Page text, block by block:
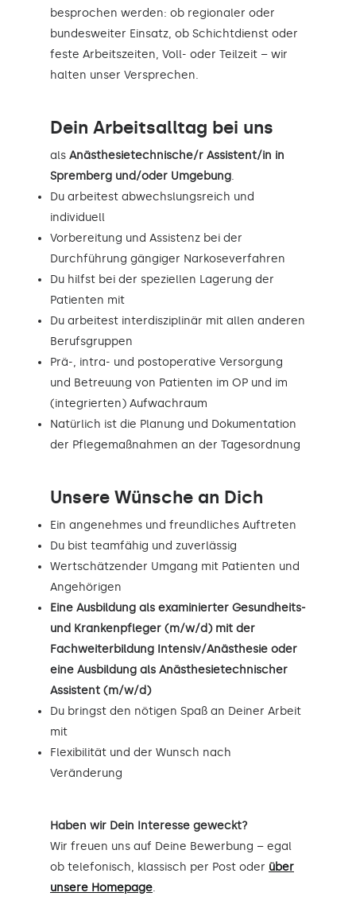
besprochen werden: ob regionaler oder
bundesweiter Einsatz, ob Schichtdienst oder
feste Arbeitszeiten, Voll- oder Teilzeit – wir
halten unser Versprechen.
Dein Arbeitsalltag bei uns
als Anästhesietechnische/r Assistent/in in
Spremberg und/oder Umgebung.
Du arbeitest abwechslungsreich und
individuell
Vorbereitung und Assistenz bei der
Durchführung gängiger Narkoseverfahren
Du hilfst bei der speziellen Lagerung der
Patienten mit
Du arbeitest interdisziplinär mit allen anderen
Berufsgruppen
Prä-, intra- und postoperative Versorgung
und Betreuung von Patienten im OP und im
(integrierten) Aufwachraum
Natürlich ist die Planung und Dokumentation
der Pflegemaßnahmen an der Tagesordnung
Unsere Wünsche an Dich
Ein angenehmes und freundliches Auftreten
Du bist teamfähig und zuverlässig
Wertschätzender Umgang mit Patienten und
Angehörigen
Eine Ausbildung als examinierter Gesundheits-
und Krankenpfleger (m/w/d) mit der
Fachweiterbildung Intensiv/Anästhesie oder
eine Ausbildung als Anästhesietechnischer
Assistent (m/w/d)
Du bringst den nötigen Spaß an Deiner Arbeit
mit
Flexibilität und der Wunsch nach
Veränderung
Haben wir Dein Interesse geweckt?
Wir freuen uns auf Deine Bewerbung – egal
ob telefonisch, klassisch per Post oder über
unsere Homepage.